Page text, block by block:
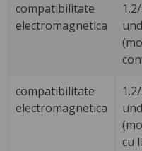
compatibilitate
electromagnetica
compatibilitate
electromagnetica
cu